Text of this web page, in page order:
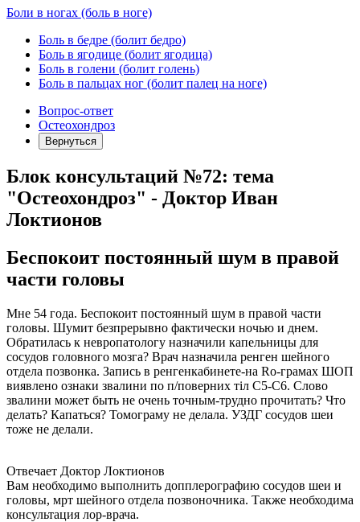
Боли в ногах (боль в ноге)
Боль в бедре (болит бедро)
Боль в ягодице (болит ягодица)
Боль в голени (болит голень)
Боль в пальцах ног (болит палец на ноге)
Вопрос-ответ
Остеохондроз
Вернуться
Блок консультаций №72: тема
"Остеохондроз" - Доктор Иван
Локтионов
Беспокоит постоянный шум в правой
части головы
Мне 54 года. Беспокоит постоянный шум в правой части
головы. Шумит безпрерывно фактически ночью и днем.
Обратилась к невропатологу назначили капельницы для
сосудов головного мозга? Врач назначила ренген шейного
отдела позвонка. Запись в ренгенкабинете-на Rо-грамах ШОП
виявлено ознаки звалини по п/поверних тіл С5-С6. Слово
звалини может быть не очень точным-трудно прочитать? Что
делать? Капаться? Томограму не делала. УЗДГ сосудов шеи
тоже не делали.
Отвечает Доктор Локтионов
Вам необходимо выполнить допплерографию сосудов шеи и
головы, мрт шейного отдела позвоночника. Также необходима
консультация лор-врача.